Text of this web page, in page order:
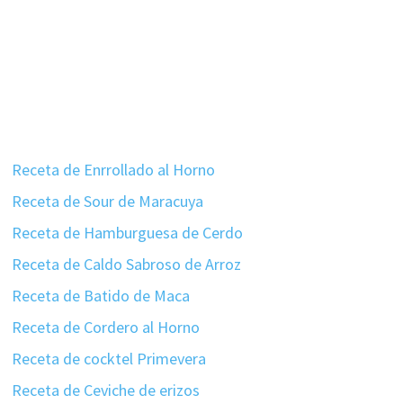
Receta de Enrrollado al Horno
Receta de Sour de Maracuya
Receta de Hamburguesa de Cerdo
Receta de Caldo Sabroso de Arroz
Receta de Batido de Maca
Receta de Cordero al Horno
Receta de cocktel Primevera
Receta de Ceviche de erizos